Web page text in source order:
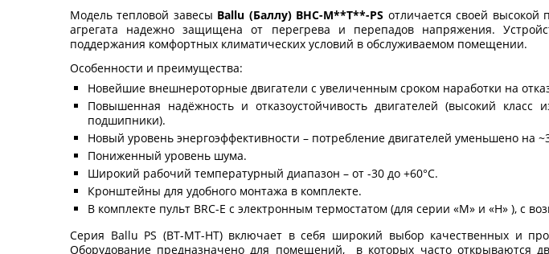
Модель тепловой завесы Ballu (Баллу) BHC-M**T**-PS отличается своей высокой
агрегата надежно защищена от перегрева и перепадов напряжения.
поддержания комфортных климатических условий в обслуживаемом помещении.
Особенности и преимущества:
Новейшие внешнероторные двигатели с увеличенным сроком наработки на
Повышенная надёжность и отказоустойчивость двигателей (высокий
подшипники).
Новый уровень энергоэффективности – потребление двигателей уменьшено на
Пониженный уровень шума.
Широкий рабочий температурный диапазон – от -30 до +60°С.
Кронштейны для удобного монтажа в комплекте.
В комплекте пульт BRC-E с электронным термостатом (для серии «M» и «Н» ), с
Серия Ballu PS (BT-MT-HT) включает в себя широкий выбор качественных и
Оборудование предназначено для помещений, в которых часто открываются